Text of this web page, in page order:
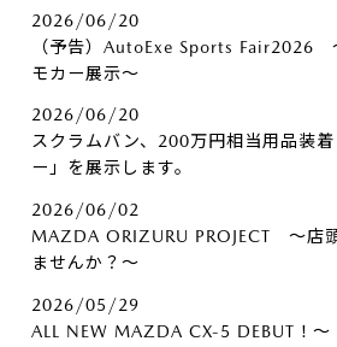
2026/06/20
（予告）AutoExe Sports Fair2026
モカー展示～
2026/06/20
スクラムバン、200万円相当用品装
ー」を展示します。
2026/06/02
MAZDA ORIZURU PROJECT ～店
ませんか？～
2026/05/29
ALL NEW MAZDA CX-5 DEBUT！～